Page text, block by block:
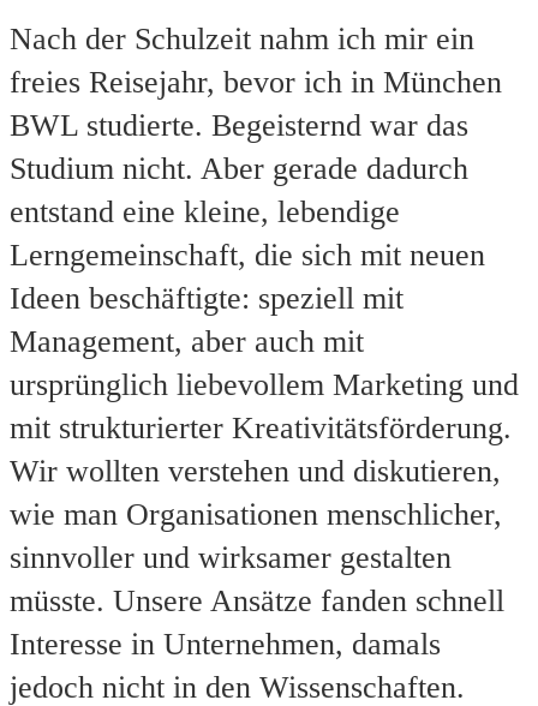
Nach der Schulzeit nahm ich mir ein
freies Reisejahr, bevor ich in München
BWL studierte. Begeisternd war das
Studium nicht. Aber gerade dadurch
entstand eine kleine, lebendige
Lerngemeinschaft, die sich mit neuen
Ideen beschäftigte: speziell mit
Management, aber auch mit
ursprünglich liebevollem Marketing und
mit strukturierter Kreativitätsförderung.
Wir wollten verstehen und diskutieren,
wie man Organisationen menschlicher,
sinnvoller und wirksamer gestalten
müsste. Unsere Ansätze fanden schnell
Interesse in Unternehmen, damals
jedoch nicht in den Wissenschaften.